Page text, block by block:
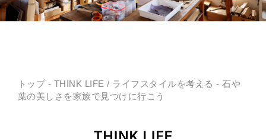
トップ- THINK LIFE / ライフスタイルを考える - 石や
葉の美しさを家族で見つけに行こう